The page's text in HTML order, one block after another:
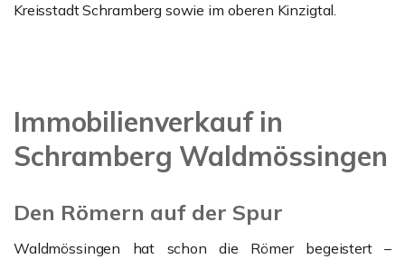
Kreisstadt Schramberg sowie im oberen Kinzigtal.
Immobilienverkauf in
Schramberg Waldmössingen
Den Römern auf der Spur
Waldmössingen hat schon die Römer begeistert –